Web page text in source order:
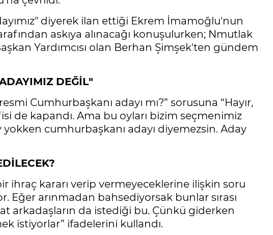
diyerek ilan ettiği Ekrem İmamoğlu'nun
askıya alınacağı konuşulurken; Nmutlak
Yardımcısı olan Berhan Şimşek'ten gündem
DEĞİL"
Cumhurbaşkanı adayı mı?” sorusuna “Hayır,
de kapandı. Ama bu oyları bizim seçmenimiz
cumhurbaşkanı adayı diyemezsin. Aday
ihraç kararı verip vermeyeceklerine ilişkin soru
Eğer arınmadan bahsediyorsak bunlar sırası
arkadaşların da istediği bu. Çünkü giderken
istiyorlar” ifadelerini kullandı.